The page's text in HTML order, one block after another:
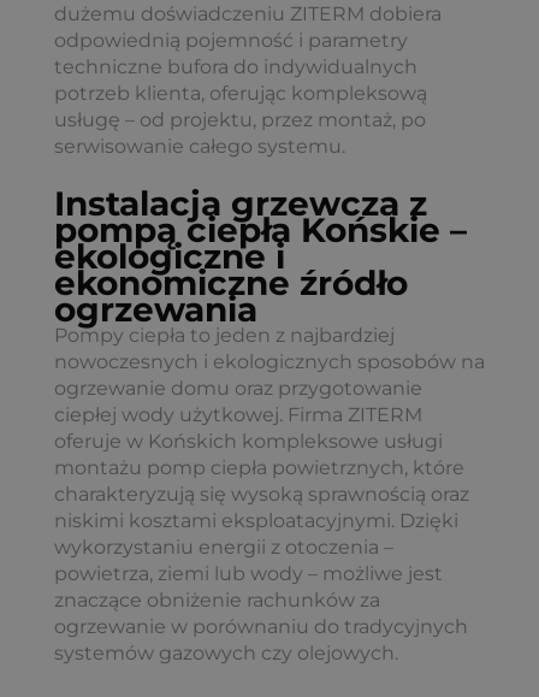
dużemu doświadczeniu ZITERM dobiera
odpowiednią pojemność i parametry
techniczne bufora do indywidualnych
potrzeb klienta, oferując kompleksową
usługę – od projektu, przez montaż, po
serwisowanie całego systemu.
Instalacja grzewcza z
pompą ciepła Końskie –
ekologiczne i
ekonomiczne źródło
ogrzewania
Pompy ciepła to jeden z najbardziej
nowoczesnych i ekologicznych sposobów na
ogrzewanie domu oraz przygotowanie
ciepłej wody użytkowej. Firma ZITERM
oferuje w Końskich kompleksowe usługi
montażu pomp ciepła powietrznych, które
charakteryzują się wysoką sprawnością oraz
niskimi kosztami eksploatacyjnymi. Dzięki
wykorzystaniu energii z otoczenia –
powietrza, ziemi lub wody – możliwe jest
znaczące obniżenie rachunków za
ogrzewanie w porównaniu do tradycyjnych
systemów gazowych czy olejowych.